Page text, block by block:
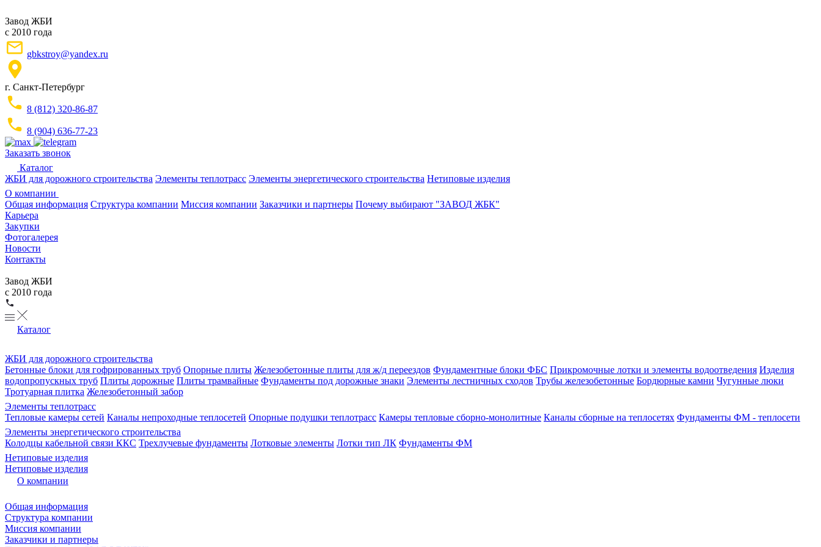
Завод ЖБИ
с 2010 года
gbkstroy@yandex.ru
г. Санкт-Петербург
8 (812) 320-86-87
8 (904) 636-77-23
Заказать звонок
Каталог
ЖБИ для дорожного строительства Элементы теплотрасс Элементы энергетического строительства Нетиповые изделия
О компании
Общая информация Структура компании Миссия компании Заказчики и партнеры Почему выбирают "ЗАВОД ЖБК"
Карьера
Закупки
Фотогалерея
Новости
Контакты
Завод ЖБИ
с 2010 года
Каталог
ЖБИ для дорожного строительства
Бетонные блоки для гофрированных труб Опорные плиты Железобетонные плиты для ж/д переездов Фундаментные блоки ФБС Прикромочные лотки и элементы водоотведения Изделия
водопропускных труб Плиты дорожные Плиты трамвайные Фундаменты под дорожные знаки Элементы лестничных сходов Трубы железобетонные Бордюрные камни Чугунные люки
Тротуарная плитка Железобетонный забор
Элементы теплотрасс
Тепловые камеры сетей Каналы непроходные теплосетей Опорные подушки теплотрасс Камеры тепловые сборно-монолитные Каналы сборные на теплосетях Фундаменты ФМ - теплосети
Элементы энергетического строительства
Колодцы кабельной связи ККС Трехлучевые фундаменты Лотковые элементы Лотки тип ЛК Фундаменты ФМ
Нетиповые изделия
Нетиповые изделия
О компании
Общая информация
Структура компании
Миссия компании
Заказчики и партнеры